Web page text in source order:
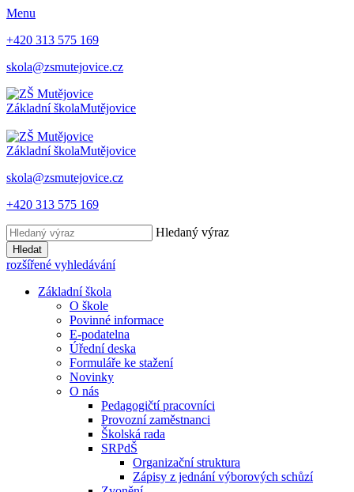
Menu
+420 313 575 169
skola@zsmutejovice.cz
Základní školaMutějovice
Základní školaMutějovice
skola@zsmutejovice.cz
+420 313 575 169
Hledaný výraz
Hledat
rozšířené vyhledávání
Základní škola
O škole
Povinné informace
E-podatelna
Úřední deska
Formuláře ke stažení
Novinky
O nás
Pedagogičtí pracovníci
Provozní zaměstnanci
Školská rada
SRPdŠ
Organizační struktura
Zápisy z jednání výborových schůzí